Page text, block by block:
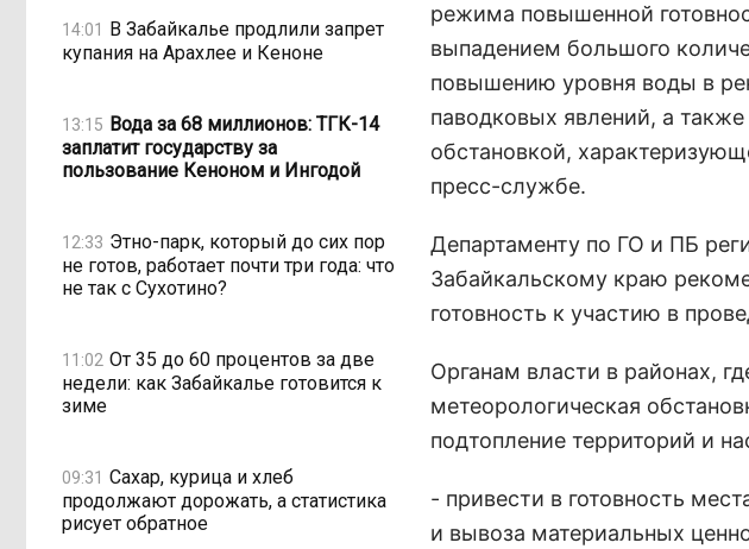
14:01 В Забайкалье продлили запрет
купания на Арахлее и Кеноне
13:15 Вода за 68 миллионов: ТГК-14
заплатит государству за
пользование Кеноном и Ингодой
12:33 Этно-парк, который до сих пор
не готов, работает почти три года: что
не так с Сухотино?
11:02 От 35 до 60 процентов за две
недели: как Забайкалье готовится к
зиме
09:31 Сахар, курица и хлеб
продолжают дорожать, а статистика
рисует обратное
режима повышенной
выпадением большого
повышению уровня воды в
паводковых явлений, а
обстановкой,
пресс-службе.
Департаменту по ГО и ПБ
Забайкальскому краю
готовность к участию в
Органам власти в районах,
метеорологическая
подтопление территорий и
- привести в готовность
и вывоза материальных